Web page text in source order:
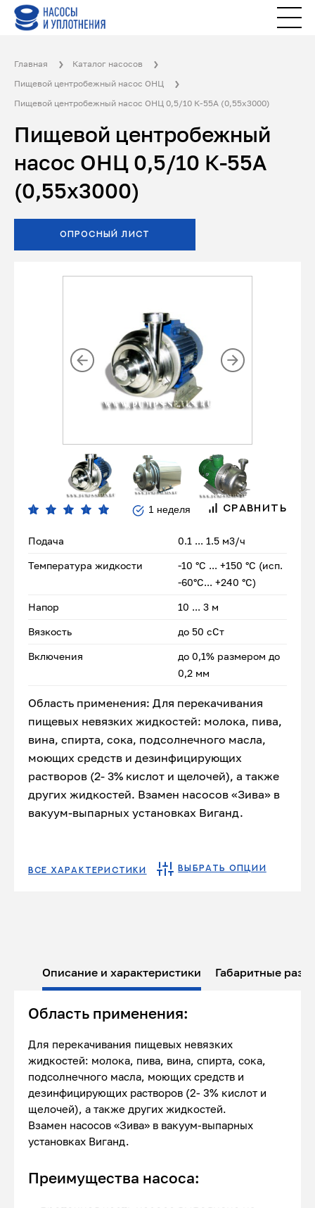
Главная
Каталог насосов
Пищевой центробежный насос ОНЦ
Пищевой центробежный насос ОНЦ 0,5/10 К-55А (0,55х3000)
Пищевой центробежный
насос ОНЦ 0,5/10 К-55А
(0,55х3000)
ОПРОСНЫЙ ЛИСТ
1 неделя СРАВНИТЬ
Подача 0.1 ... 1.5 м3/ч
Температура жидкости
-10 °С ... +150 °С (исп.
-60°С... +240 °С)
Напор 10 ... 3 м
Вязкость до 50 сСт
Включения
до 0,1% размером до
0,2 мм
Область применения: Для перекачивания
пищевых невязких жидкостей: молока, пива,
вина, спирта, сока, подсолнечного масла,
моющих средств и дезинфицирующих
растворов (2- 3% кислот и щелочей), а также
других жидкостей. Взамен насосов «Зива» в
вакуум-выпарных установках Виганд.
ВСЕ ХАРАКТЕРИСТИКИ ВЫБРАТЬ ОПЦИИ
Описание и характеристики Габаритные
Область применения:
Для перекачивания пищевых невязких
жидкостей: молока, пива, вина, спирта, сока,
подсолнечного масла, моющих средств и
дезинфицирующих растворов (2- 3% кислот и
щелочей), а также других жидкостей.
Взамен насосов «Зива» в вакуум-выпарных
установках Виганд.
Преимущества насоса: